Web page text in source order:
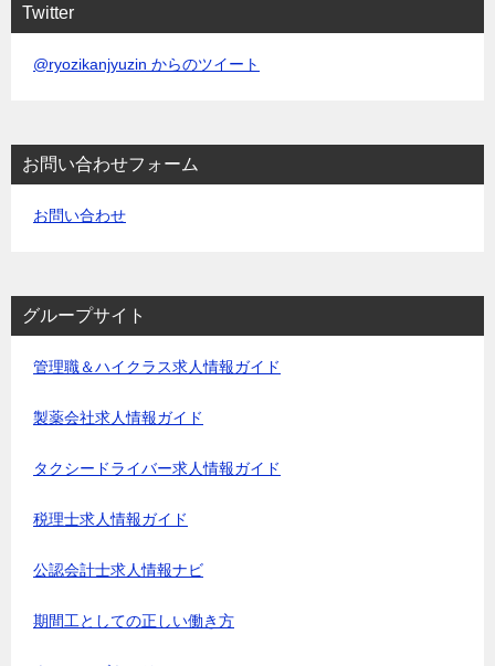
Twitter
@ryozikanjyuzin からのツイート
お問い合わせフォーム
お問い合わせ
グループサイト
管理職＆ハイクラス求人情報ガイド
製薬会社求人情報ガイド
タクシードライバー求人情報ガイド
税理士求人情報ガイド
公認会計士求人情報ナビ
期間工としての正しい働き方